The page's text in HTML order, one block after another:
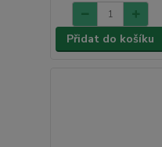
Přidat do košíku